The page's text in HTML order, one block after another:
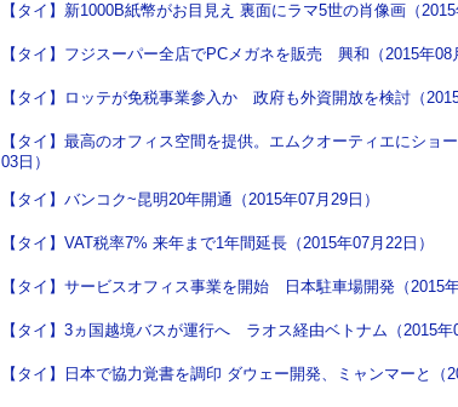
【タイ】新1000B紙幣がお目見え 裏面にラマ5世の肖像画（2015
【タイ】フジスーパー全店でPCメガネを販売 興和（2015年08
【タイ】ロッテが免税事業参入か 政府も外資開放を検討（2015
【タイ】最高のオフィス空間を提供。エムクオーティエにシ
03日）
【タイ】バンコク~昆明20年開通（2015年07月29日）
【タイ】VAT税率7% 来年まで1年間延長（2015年07月22日）
【タイ】サービスオフィス事業を開始 日本駐車場開発（2015年
【タイ】3ヵ国越境バスが運行へ ラオス経由ベトナム（2015年
【タイ】日本で協力覚書を調印 ダウェー開発、ミャンマーと（